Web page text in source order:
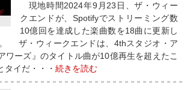
現地時間2024年9月23日、ザ・ウィー
クエンドが、Spotifyでストリーミング数
10億回を達成した楽曲数を18曲に更新し
ザ・ウィークエンドは、4thスタジオ・ア
ワーズ』のタイトル曲が10億再生を超えたこ
タイだ・・・ 続きを読む